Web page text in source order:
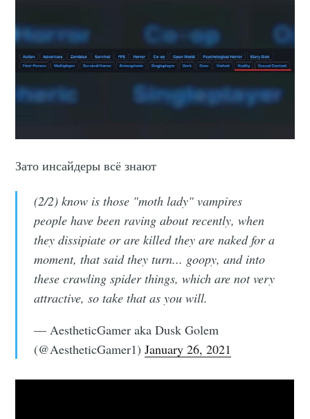
Зато инсайдеры всё знают
(2/2) know is those "moth lady" vampires
people have been raving about recently, when
they dissipiate or are killed they are naked for a
moment, that said they turn... goopy, and into
these crawling spider things, which are not very
attractive, so take that as you will.
— AestheticGamer aka Dusk Golem
(@AestheticGamer1) January 26, 2021